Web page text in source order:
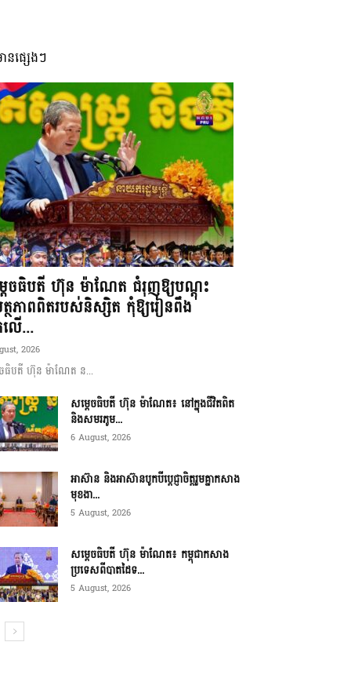
នផ្សេងៗ
េចធិបតី ហ៊ុន ម៉ាណែត ជំរុញឱ្យបណ្តុះ
ថភាពពិតរបស់និស្សិត កុំឱ្យរៀនពឹង
លើ...
2026
ធិបតី ហ៊ុន ម៉ាណែត ន...
សម្តេចធិបតី ហ៊ុន ម៉ាណែត៖ នៅក្នុងជីវិតពិត
និងសមរភូម...
6 August, 2026
អាស៊ាន និងអាស៊ានបូកបីប្តេជ្ញាចិត្តរួមគ្នាកសាង
មុខងា...
5 August, 2026
សម្ដេចធិបតី ហ៊ុន ម៉ាណែត៖ កម្ពុជាកសាង
ប្រទេសពីបាតដៃទ...
5 August, 2026